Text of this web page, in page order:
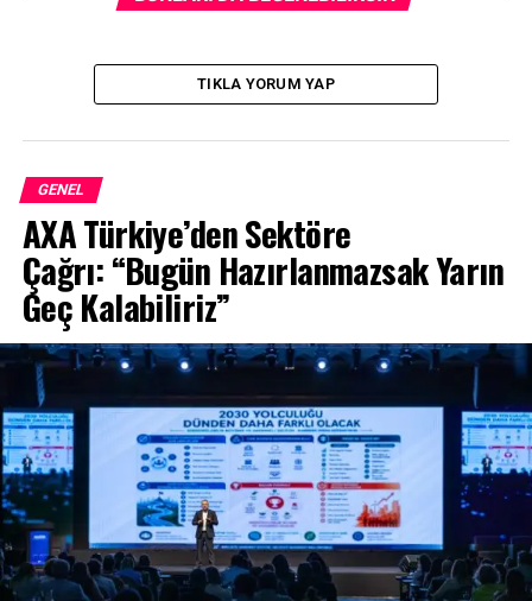
2.0 lt Turbo motor ve 8 ileri çift
kavramalı DCT şanzıman.
KONA N, yeni nesil 8 ileri, ıslak tip çift kavramalı bir
şanzımana (N DCT) sahip. Yüksek performanslı 2.0 lt
turboşarjlı GDI motordan aldığı gücü N DCT şanzımanla
TIKLA YORUM YAP
GENEL
AXA Türkiye’den Sektöre
Çağrı: “Bugün Hazırlanmazsak Yarın
Geç Kalabiliriz”